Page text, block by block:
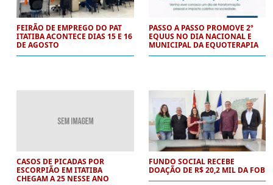
FEIRÃO DE EMPREGO DO PAT
ITATIBA ACONTECE DIAS 15 E 16
DE AGOSTO
PASSO A PASSO PROMOVE 2º
EQUUS NO DIA NACIONAL E
MUNICIPAL DA EQUOTERAPIA
CASOS DE PICADAS POR
ESCORPIÃO EM ITATIBA
CHEGAM A 25 NESSE ANO
FUNDO SOCIAL RECEBE
DOAÇÃO DE R$ 20,2 MIL DA FOB